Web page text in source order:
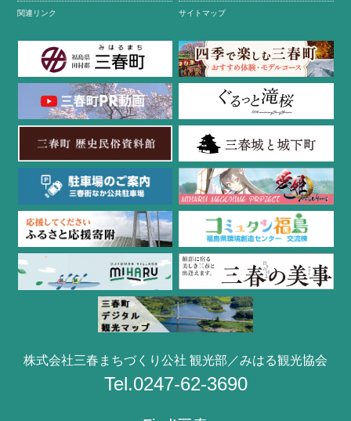
関連リンク サイトマップ
株式会社三春まちづくり公社 観光部／みはる観光協会
Tel.0247-62-3690